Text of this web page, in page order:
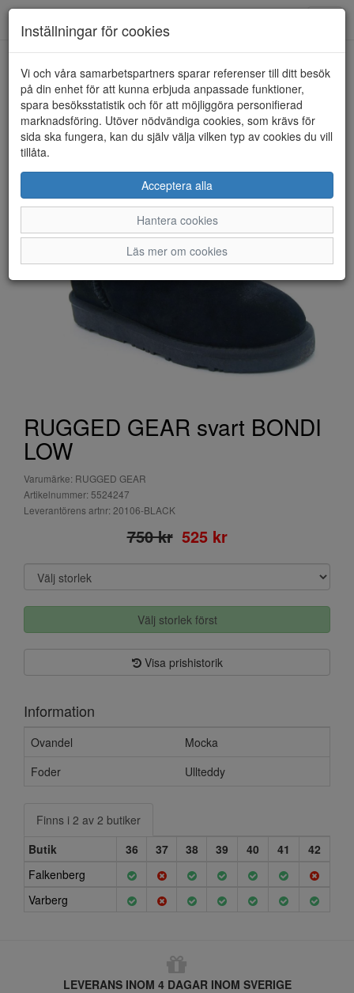
HEM RUGGED GEAR
RUGGED GEAR svart BONDI
LOW
Varumärke: RUGGED GEAR
Artikelnummer: 5524247
Leverantörens artnr: 20106-BLACK
750 kr 525 kr
Välj storlek först
Visa prishistorik
Information
Ovandel
Mocka
Foder
Ullteddy
Finns i 2 av 2 butiker
Butik
36 37 38 39 40 41
42
Falkenberg
Varberg
LEVERANS INOM 4 DAGAR INOM SVERIGE
Inställningar för cookies
Vi och våra samarbetspartners sparar referenser till ditt besök
på din enhet för att kunna erbjuda anpassade funktioner,
spara besöksstatistik och för att möjliggöra personifierad
marknadsföring. Utöver nödvändiga cookies, som krävs för
sida ska fungera, kan du själv välja vilken typ av cookies du vill
tillåta.
Acceptera alla
Hantera cookies
Läs mer om cookies